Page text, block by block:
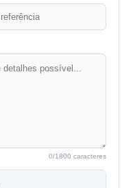
0/1800 caracteres